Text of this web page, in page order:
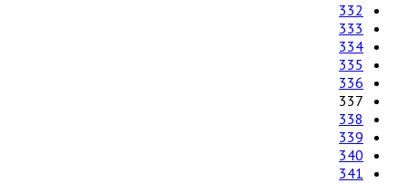
332
333
334
335
336
337
338
339
340
341